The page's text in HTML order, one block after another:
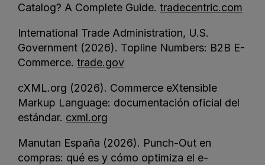
Catalog? A Complete Guide. tradecentric.com
International Trade Administration, U.S.
Government (2026). Topline Numbers: B2B E-
Commerce. trade.gov
cXML.org (2026). Commerce eXtensible
Markup Language: documentación oficial del
estándar. cxml.org
Manutan España (2026). Punch-Out en
compras: qué es y cómo optimiza el e-